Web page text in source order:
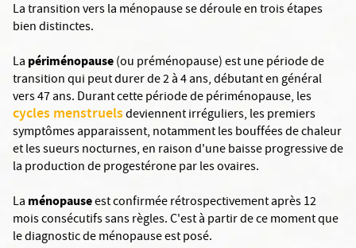
La transition vers la ménopause se déroule en trois étapes
bien distinctes.
La périménopause(ou préménopause) est une période de
transition qui peut durer de 2 à 4 ans, débutant en général
vers 47 ans. Durant cette période de périménopause, les
cycles menstruelsdeviennent irréguliers, les premiers
symptômes apparaissent, notamment les bouffées de chaleur
et les sueurs nocturnes, en raison d'une baisse progressive de
la production de progestérone par les ovaires.
La ménopauseest confirmée rétrospectivement après 12
mois consécutifs sans règles. C'est à partir de ce moment que
le diagnostic de ménopause est posé.